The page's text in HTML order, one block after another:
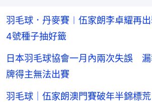
羽毛球．丹麥賽︱伍家朗李卓耀再
4號種子抽好籤
日本羽毛球協會一月內兩次失誤
牌得主無法出賽
羽毛球｜伍家朗澳門賽破年半錦標